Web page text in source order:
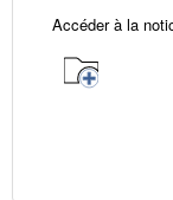
Accéder à la